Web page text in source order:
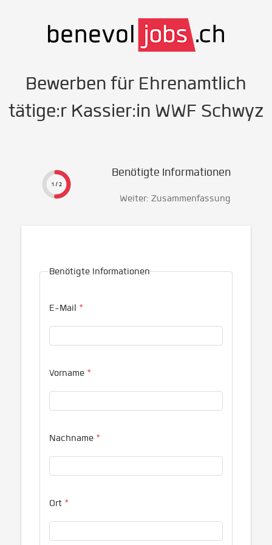
Bewerben für Ehrenamtlich
tätige:r Kassier:in WWF Schwyz
1 / 2
Benötigte Informationen
Weiter: Zusammenfassung
Benötigte Informationen
E-Mail *
Vorname *
Nachname *
Ort *